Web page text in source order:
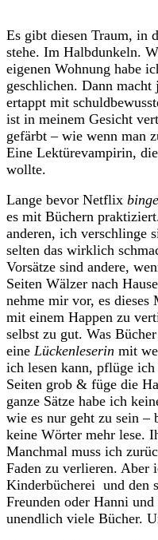
Es gibt diesen Traum, in
stehe. Im Halbdunkeln.
eigenen Wohnung habe
geschlichen. Dann
ertappt mit
ist in meinem Gesicht
gefärbt – wie wenn man
Eine Lektürevampirin,
wollte.
Lange bevor Netflix
es mit Büchern
anderen, ich verschlinge
selten das wirklich
Vorsätze sind andere,
Seiten Wälzer nach
nehme mir vor, es
mit einem Happen zu
selbst zu gut. Was
eine Lückenleserin mit
ich lesen kann, pflüge
Seiten grob & füge die
ganze Sätze habe ich
wie es nur geht zu sein –
keine Wörter mehr lese.
Manchmal muss ich
Faden zu verlieren. Aber
Kinderbücherei und den
Freunden oder Hanni
unendlich viele Bücher.